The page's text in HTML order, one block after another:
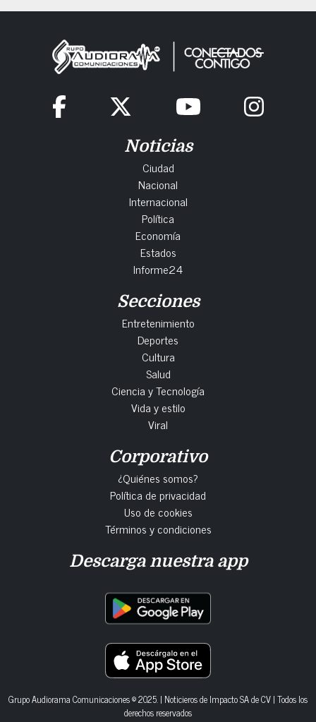
Noticias
Ciudad
Nacional
Internacional
Política
Economía
Estados
Informe24
Secciones
Entretenimiento
Deportes
Cultura
Salud
Ciencia y Tecnología
Vida y estilo
Viral
Corporativo
¿Quiénes somos?
Política de privacidad
Uso de cookies
Términos y condiciones
Descarga nuestra app
Grupo Audiorama Comunicaciones © 2025. | Noticieros de Impacto SA de CV | Todos los
derechos reservados